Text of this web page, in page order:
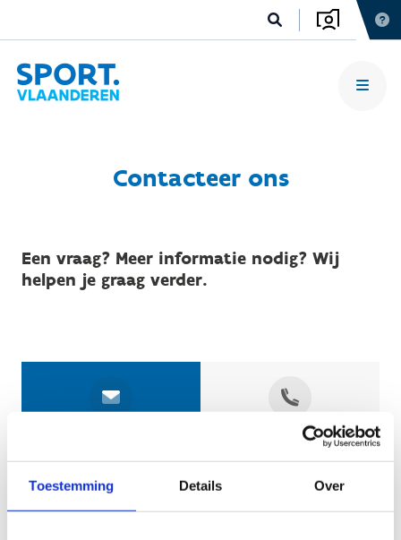
Toestemming Details Over
Contacteer ons
Een vraag? Meer informatie nodig? Wij
helpen je graag verder.